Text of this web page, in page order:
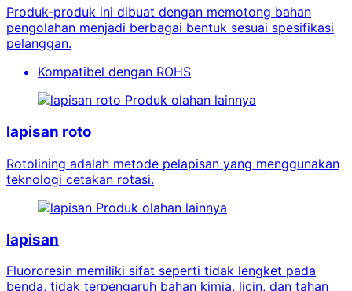
Produk-produk ini dibuat dengan memotong bahan
pengolahan menjadi berbagai bentuk sesuai spesifikasi
pelanggan.
Kompatibel dengan ROHS
Produk olahan lainnya
lapisan roto
Rotolining adalah metode pelapisan yang menggunakan
teknologi cetakan rotasi.
Produk olahan lainnya
lapisan
Fluororesin memiliki sifat seperti tidak lengket pada
benda, tidak terpengaruh bahan kimia, licin, dan tahan